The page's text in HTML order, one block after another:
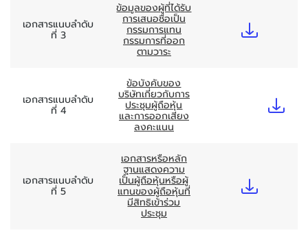
เอกสารแนบลำดับ
ที่ 3
ข้อมูลของผู้ที่ได้รับ
การเสนอชื่อเป็น
กรรมการแทน
กรรมการที่ออก
ตามวาระ
เอกสารแนบลำดับ
ที่ 4
ข้อบังคับของ
บริษัทเกี่ยวกับการ
ประชุมผู้ถือหุ้น
และการออกเสียง
ลงคะแนน
เอกสารแนบลำดับ
ที่ 5
เอกสารหรือหลัก
ฐานแสดงความ
เป็นผู้ถือหุ้นหรือผู้
แทนของผู้ถือหุ้นที่
มีสิทธิเข้าร่วม
ประชุม